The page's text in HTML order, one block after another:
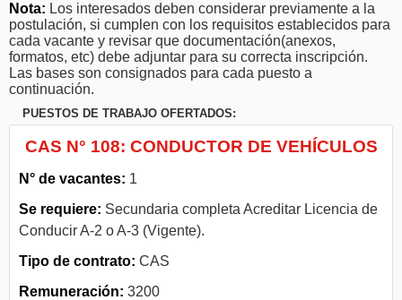
Nota: Los interesados deben considerar previamente a la
postulación, si cumplen con los requisitos establecidos para
cada vacante y revisar que documentación(anexos,
formatos, etc) debe adjuntar para su correcta inscripción.
Las bases son consignados para cada puesto a
continuación.
PUESTOS DE TRABAJO OFERTADOS:
CAS N° 108: CONDUCTOR DE VEHÍCULOS
N° de vacantes: 1
Se requiere: Secundaria completa Acreditar Licencia de
Conducir A-2 o A-3 (Vigente).
Tipo de contrato: CAS
Remuneración: 3200